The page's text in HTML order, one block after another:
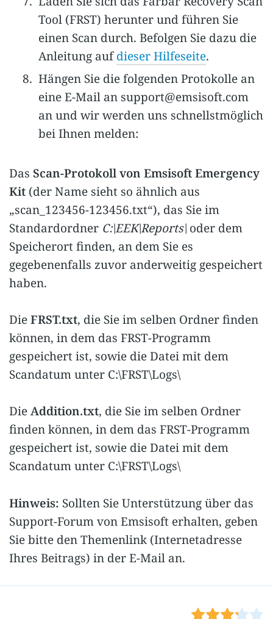
Tool (FRST) herunter und führen Sie
einen Scan durch. Befolgen Sie dazu die
Anleitung aufdieser Hilfeseite.
Hängen Sie die folgenden Protokolle an
eine E-Mail an support@emsisoft.com
an und wir werden uns schnellstmöglich
bei Ihnen melden:
Das Scan-Protokoll von Emsisoft Emergency
Kit (der Name sieht so ähnlich aus
„scan_123456-123456.txt“), das Sie im
Standardordner C:\EEK\Reports\ oder dem
Speicherort finden, an dem Sie es
gegebenenfalls zuvor anderweitig gespeichert
haben.
DieFRST.txt, die Sie im selben Ordner finden
können, in dem das FRST-Programm
gespeichert ist, sowie die Datei mit dem
Scandatum unter C:\FRST\Logs\
DieAddition.txt, die Sie im selben Ordner
finden können, in dem das FRST-Programm
gespeichert ist, sowie die Datei mit dem
Scandatum unter C:\FRST\Logs\
Hinweis: Sollten Sie Unterstützung über das
Support-Forum von Emsisoft erhalten, geben
Sie bitte den Themenlink (Internetadresse
Ihres Beitrags) in der E-Mail an.